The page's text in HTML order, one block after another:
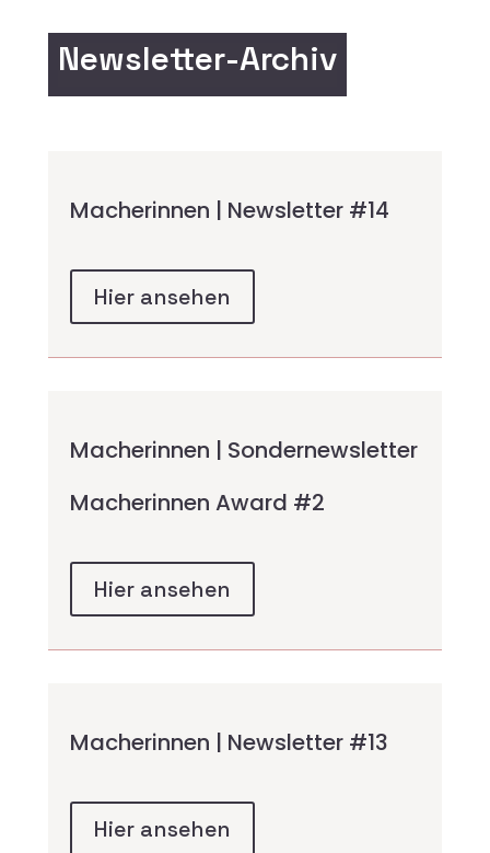
Newsletter-Archiv
Macherinnen | Newsletter #14
Hier ansehen
Macherinnen | Sondernewsletter
Macherinnen Award #2
Hier ansehen
Macherinnen | Newsletter #13
Hier ansehen